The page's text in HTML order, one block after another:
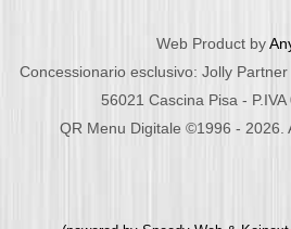
Web Product by
Concessionario esclusivo: Jolly
56021 Cascina Pisa -
QR Menu Digitale ©1996 - 2026.